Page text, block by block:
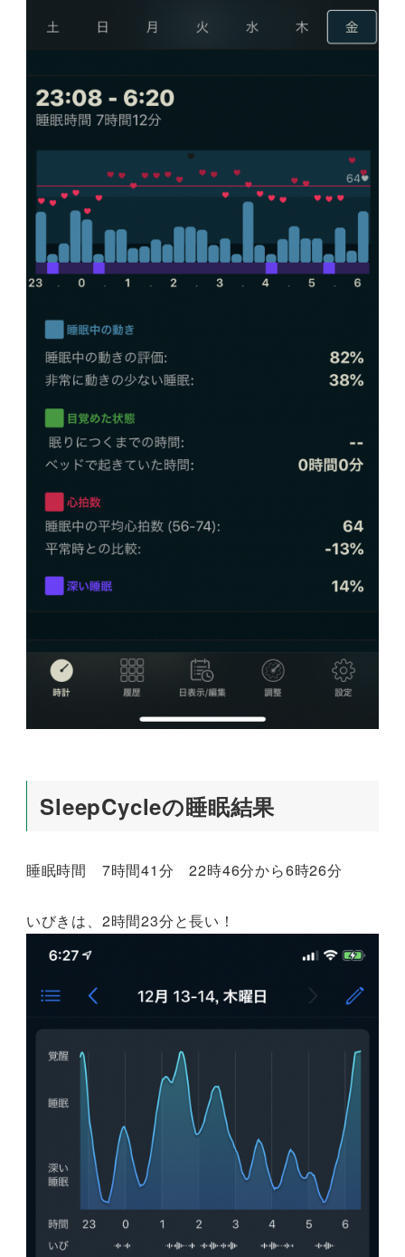
SleepCycleの睡眠結果
睡眠時間 7時間41分 22時46分から6時26分
いびきは、2時間23分と長い！